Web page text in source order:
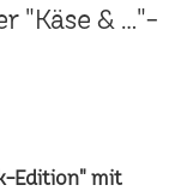
"Käse & ..."-
Edition" mit